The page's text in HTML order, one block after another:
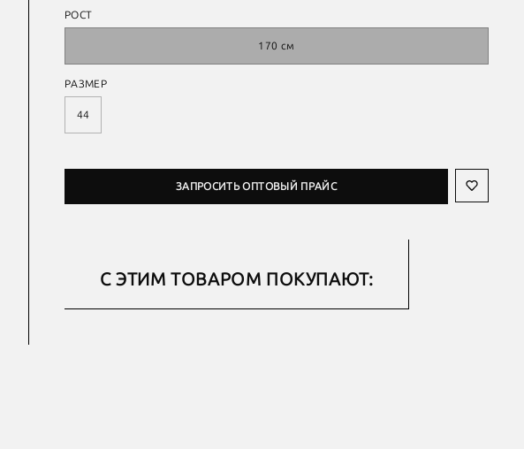
РОСТ
170 см
РАЗМЕР
44
ЗАПРОСИТЬ ОПТОВЫЙ ПРАЙС
С ЭТИМ ТОВАРОМ ПОКУПАЮТ: